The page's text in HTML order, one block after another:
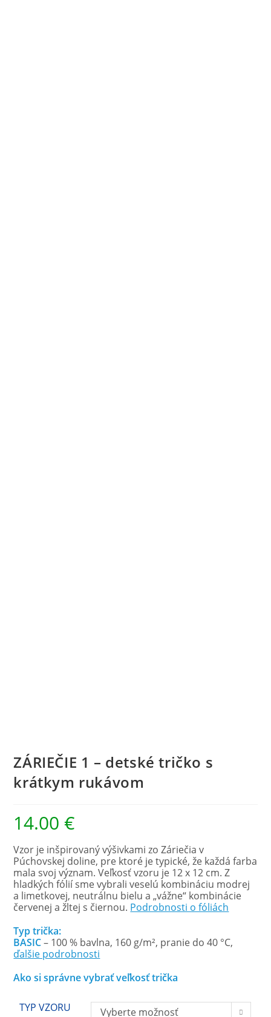
ZÁRIEČIE 1 – detské tričko s
krátkym rukávom
14.00 €
Vzor je inšpirovaný výšivkami zo Záriečia v
Púchovskej doline, pre ktoré je typické, že každá farba
mala svoj význam. Veľkosť vzoru je 12 x 12 cm. Z
hladkých fólií sme vybrali veselú kombináciu modrej
a limetkovej, neutrálnu bielu a „vážne“ kombinácie
červenej a žltej s čiernou. Podrobnosti o fóliách
Typ trička:
BASIC– 100 % bavlna, 160 g/m², pranie do 40 °C,
ďalšie podrobnosti
Ako si správne vybrať veľkosť trička
TYP VZORU Vyberte možnosť